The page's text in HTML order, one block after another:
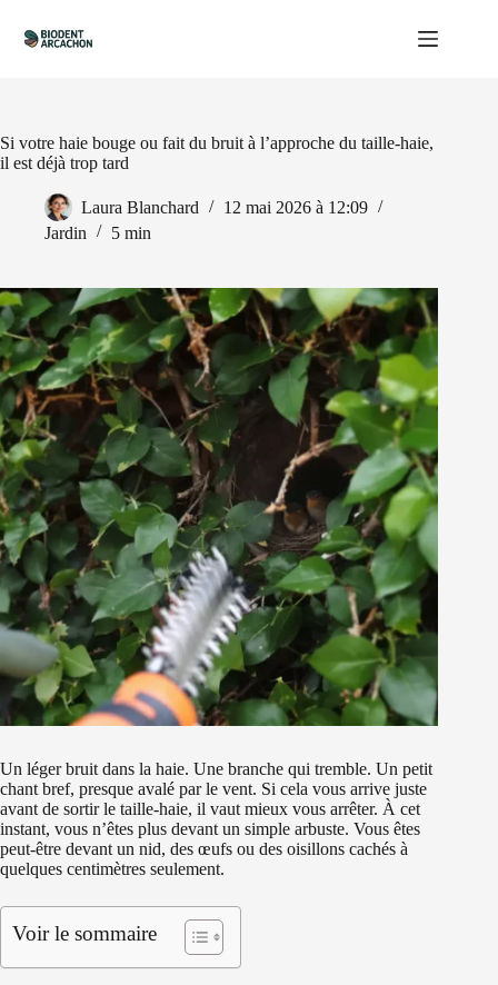
contenu
Si votre haie bouge ou fait du bruit à l’approche du taille-haie,
il est déjà trop tard
Laura Blanchard
12 mai 2026 à 12:09
Jardin
5 min
Un léger bruit dans la haie. Une branche qui tremble. Un petit
chant bref, presque avalé par le vent. Si cela vous arrive juste
avant de sortir le taille-haie, il vaut mieux vous arrêter. À cet
instant, vous n’êtes plus devant un simple arbuste. Vous êtes
peut-être devant un nid, des œufs ou des oisillons cachés à
quelques centimètres seulement.
Voir le sommaire